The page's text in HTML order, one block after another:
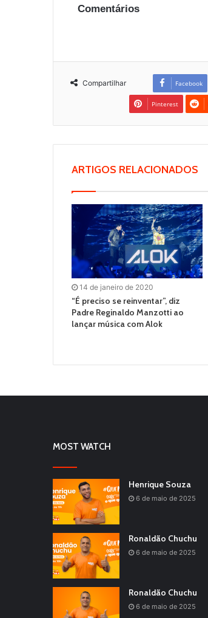
Comentários
Compartilhar Facebook
Pinterest
ARTIGOS RELACIONADOS
14 de janeiro de 2020
“É preciso se reinventar”, diz
Padre Reginaldo Manzotti ao
lançar música com Alok
MOST WATCH
Henrique Souza
6 de maio de 2025
Ronaldão Chuchu
6 de maio de 2025
Ronaldão Chuchu
6 de maio de 2025